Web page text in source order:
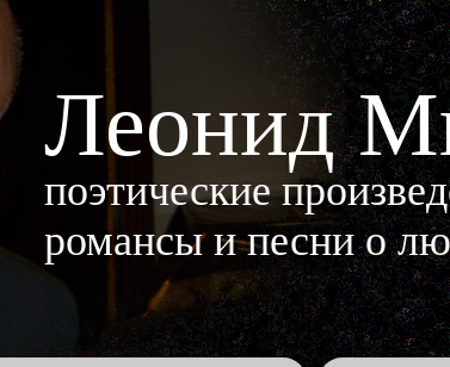
Леонид
поэтические
романсы и песни о